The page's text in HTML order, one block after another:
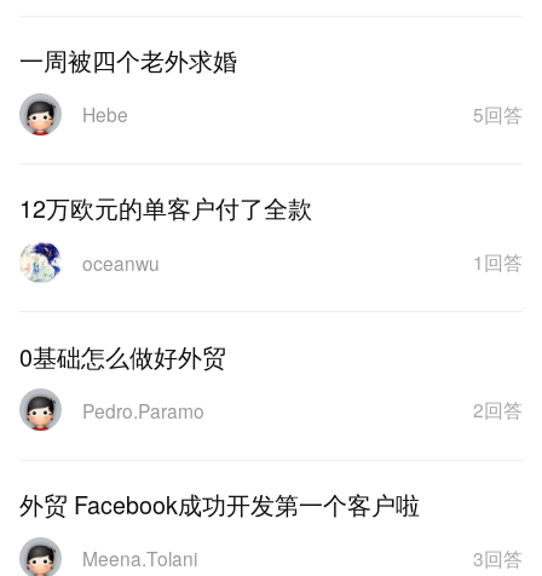
一周被四个老外求婚
Hebe 5回答
12万欧元的单客户付了全款
oceanwu 1回答
0基础怎么做好外贸
Pedro.Paramo 2回答
外贸 Facebook成功开发第一个客户啦
Meena.Tolani 3回答